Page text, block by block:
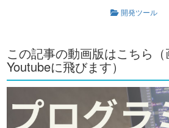
開発ツール
この記事の動画版はこちら
Youtubeに飛びます）